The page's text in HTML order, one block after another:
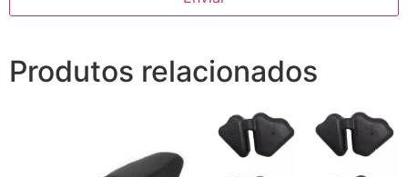
Produtos relacionados